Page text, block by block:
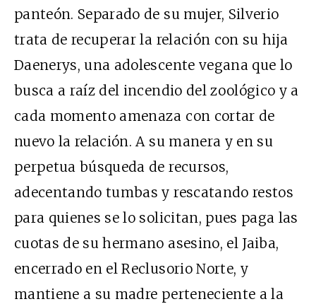
panteón. Separado de su mujer, Silverio
trata de recuperar la relación con su hija
Daenerys, una adolescente vegana que lo
busca a raíz del incendio del zoológico y a
cada momento amenaza con cortar de
nuevo la relación. A su manera y en su
perpetua búsqueda de recursos,
adecentando tumbas y rescatando restos
para quienes se lo solicitan, pues paga las
cuotas de su hermano asesino, el Jaiba,
encerrado en el Reclusorio Norte, y
mantiene a su madre perteneciente a la